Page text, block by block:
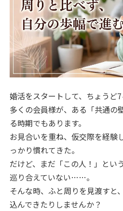
婚活をスタートして、ちょうど7
多くの会員様が、ある「共通の
る時期でもあります。
お見合いを重ね、仮交際を経験
っかり慣れてきた。
だけど、まだ「この人！」とい
巡り合えていない……。
そんな時、ふと周りを見渡すと
込んできたりしませんか？